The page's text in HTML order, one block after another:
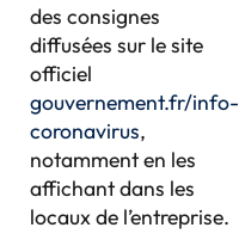
des consignes
diffusées sur le site
officiel
gouvernement.fr/info-
coronavirus,
notamment en les
affichant dans les
locaux de l’entreprise.